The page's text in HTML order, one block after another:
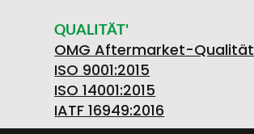
QUALITÄT'
OMG Aftermarket-Qualität
ISO 9001:2015
ISO 14001:2015
IATF 16949:2016